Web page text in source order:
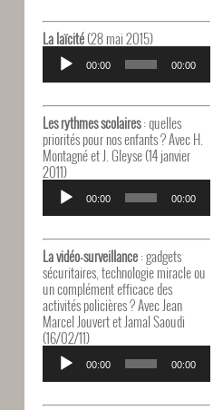
La laïcité(28 mai 2015)
Lecteur
audio
00:00 00:00
Les rythmes scolaires: quelles
priorités pour nos enfants ? Avec H.
Montagné et J. Gleyse (14 janvier
2011)
Lecteur
audio
00:00 00:00
La vidéo-surveillance: gadgets
sécuritaires, technologie miracle ou
un complément efficace des
activités policières ? Avec Jean
Marcel Jouvert et Jamal Saoudi
(16/02/11)
Lecteur
audio
00:00 00:00